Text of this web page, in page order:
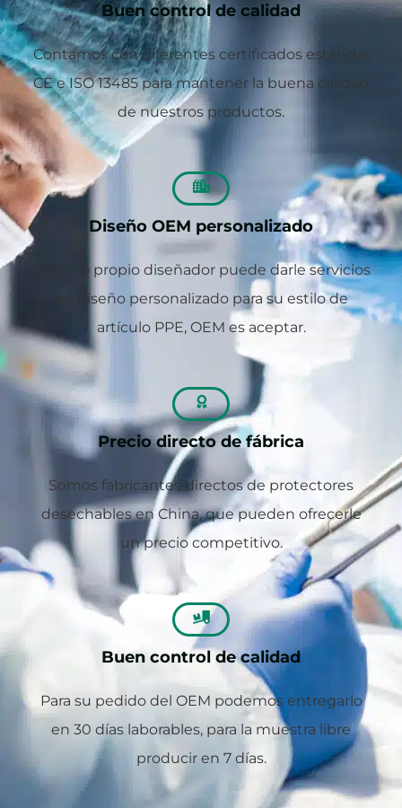
Buen control de calidad
Contamos con diferentes certificados estándar
CE e ISO 13485 para mantener la buena calidad
de nuestros productos.
Diseño OEM personalizado
Nuestro propio diseñador puede darle servicios
de diseño personalizado para su estilo de
artículo PPE, OEM es aceptar.
Precio directo de fábrica
Somos fabricantes directos de protectores
desechables en China, que pueden ofrecerle
un precio competitivo.
Buen control de calidad
Para su pedido del OEM podemos entregarlo
en 30 días laborables, para la muestra libre
producir en 7 días.